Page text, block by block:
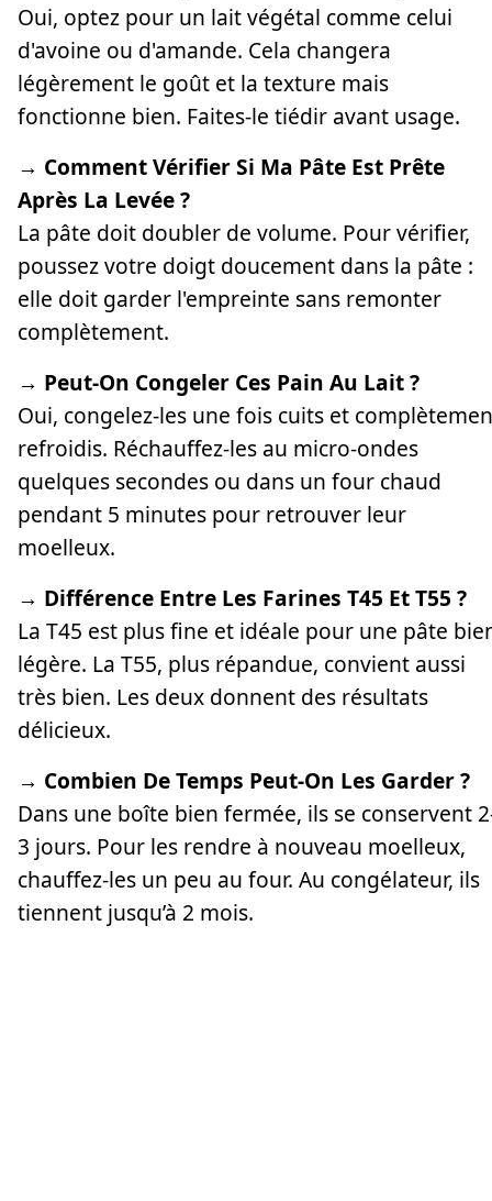
Oui, optez pour un lait végétal comme celui
d'avoine ou d'amande. Cela changera
légèrement le goût et la texture mais
fonctionne bien. Faites-le tiédir avant usage.
→ Comment Vérifier Si Ma Pâte Est Prête
Après La Levée ?
La pâte doit doubler de volume. Pour vérifier,
poussez votre doigt doucement dans la pâte :
elle doit garder l'empreinte sans remonter
complètement.
→ Peut-On Congeler Ces Pain Au Lait ?
Oui, congelez-les une fois cuits et
refroidis. Réchauffez-les au micro-ondes
quelques secondes ou dans un four chaud
pendant 5 minutes pour retrouver leur
moelleux.
→ Différence Entre Les Farines T45 Et T55 ?
La T45 est plus fine et idéale pour une pâte
légère. La T55, plus répandue, convient aussi
très bien. Les deux donnent des résultats
délicieux.
→ Combien De Temps Peut-On Les Garder ?
Dans une boîte bien fermée, ils se conservent
3 jours. Pour les rendre à nouveau moelleux,
chauffez-les un peu au four. Au congélateur, ils
tiennent jusqu’à 2 mois.